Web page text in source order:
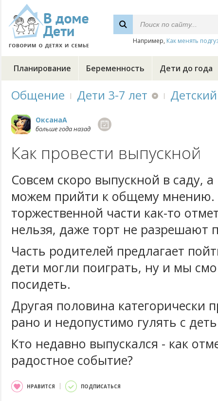
Например, Как менять
Планирование Беременность Дети до года
Общение Дети 3-7 лет
ОксанаА
больше года назад
Как провести выпускной
Совсем скоро выпускной в саду,
можем прийти к общему мнению.
торжественной части как-то
нельзя, даже торт не разрешают
Часть родителей предлагает
дети могли поиграть, ну и мы
посидеть.
Другая половина категорически
рано и недопустимо гулять с
Кто недавно выпускался - как
радостное событие?
НРАВИТСЯ ПОДПИСАТЬСЯ